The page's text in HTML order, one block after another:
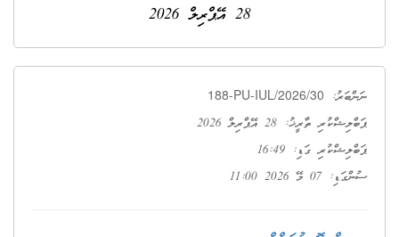
28 އޭޕްރިލް 2026
ނަންބަރު: 188-PU-IUL/2026/30
ޕަބްލިޝްކުރި ތާރީޚު: 28 އޭޕްރިލް 2026
ޕަބްލިޝްކުރި ގަޑި: 16:49
ސުންގަޑި: 07 މޭ 2026 11:00